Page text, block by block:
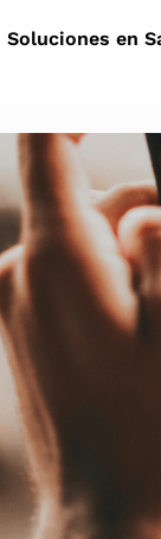
Soluciones en